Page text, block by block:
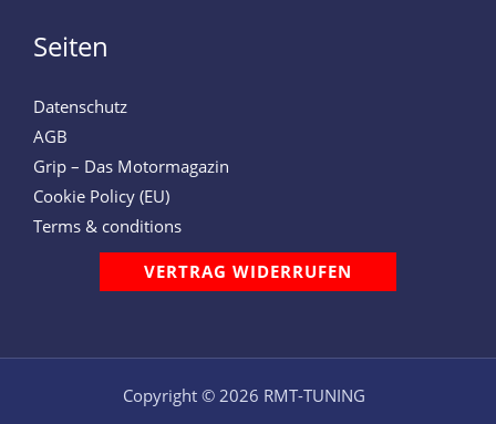
Seiten
Datenschutz
AGB
Grip – Das Motormagazin
Cookie Policy (EU)
Terms & conditions
VERTRAG WIDERRUFEN
Copyright © 2026 RMT-TUNING